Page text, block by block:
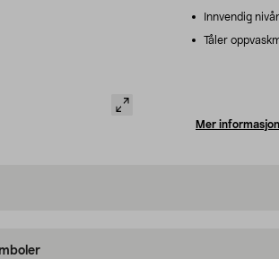
Innvendig
Tåler
Mer informasjon